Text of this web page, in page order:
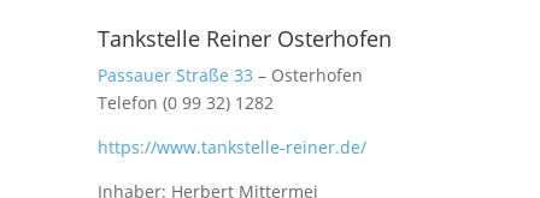
Tankstelle Reiner Osterhofen
Passauer Straße 33 – Osterhofen
Telefon (0 99 32) 1282
https://www.tankstelle-reiner.de/
Inhaber: Herbert Mittermei